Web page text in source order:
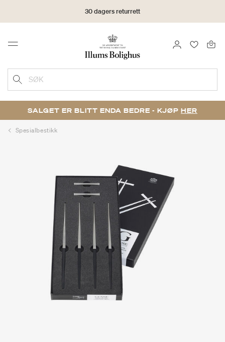
30 dagers returrett
Menu LOGG INN
SØK
SALGET ER BLITT ENDA BEDRE - KJØP HER
Spesialbestikk